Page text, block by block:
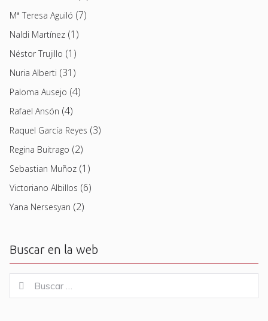
Mª Teresa Aguiló (7)
Naldi Martínez (1)
Néstor Trujillo (1)
Nuria Alberti (31)
Paloma Ausejo (4)
Rafael Ansón (4)
Raquel García Reyes (3)
Regina Buitrago (2)
Sebastian Muñoz (1)
Victoriano Albillos (6)
Yana Nersesyan (2)
Buscar en la web
for:
Buscar